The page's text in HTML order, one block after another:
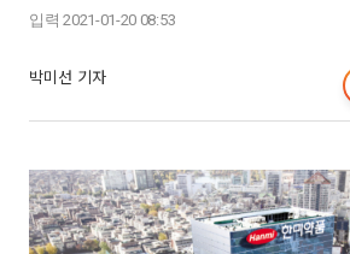
입력 2021-01-20 08:53
박미선 기자